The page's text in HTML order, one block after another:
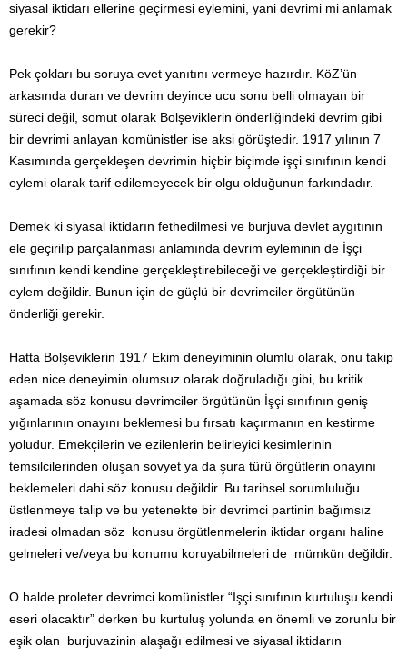
siyasal iktidarı ellerine geçirmesi eylemini, yani devrimi mi anlamak
gerekir?
Pek çokları bu soruya evet yanıtını vermeye hazırdır. KöZ’ün
arkasında duran ve devrim deyince ucu sonu belli olmayan bir
süreci değil, somut olarak Bolşeviklerin önderliğindeki devrim gibi
bir devrimi anlayan komünistler ise aksi görüştedir. 1917 yılının 7
Kasımında gerçekleşen devrimin hiçbir biçimde işçi sınıfının kendi
eylemi olarak tarif edilemeyecek bir olgu olduğunun farkındadır.
Demek ki siyasal iktidarın fethedilmesi ve burjuva devlet aygıtının
ele geçirilip parçalanması anlamında devrim eyleminin de İşçi
sınıfının kendi kendine gerçekleştirebileceği ve gerçekleştirdiği bir
eylem değildir. Bunun için de güçlü bir devrimciler örgütünün
önderliği gerekir.
Hatta Bolşeviklerin 1917 Ekim deneyiminin olumlu olarak, onu takip
eden nice deneyimin olumsuz olarak doğruladığı gibi, bu kritik
aşamada söz konusu devrimciler örgütünün İşçi sınıfının geniş
yığınlarının onayını beklemesi bu fırsatı kaçırmanın en kestirme
yoludur. Emekçilerin ve ezilenlerin belirleyici kesimlerinin
temsilcilerinden oluşan sovyet ya da şura türü örgütlerin onayını
beklemeleri dahi söz konusu değildir. Bu tarihsel sorumluluğu
üstlenmeye talip ve bu yetenekte bir devrimci partinin bağımsız
iradesi olmadan söz konusu örgütlenmelerin iktidar organı haline
gelmeleri ve/veya bu konumu koruyabilmeleri de mümkün değildir.
O halde proleter devrimci komünistler “İşçi sınıfının kurtuluşu kendi
eseri olacaktır” derken bu kurtuluş yolunda en önemli ve zorunlu bir
eşik olan burjuvazinin alaşağı edilmesi ve siyasal iktidarın